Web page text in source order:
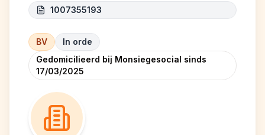
1007355193
BV
In orde
Gedomicilieerd bij Monsiegesocial sinds
17/03/2025